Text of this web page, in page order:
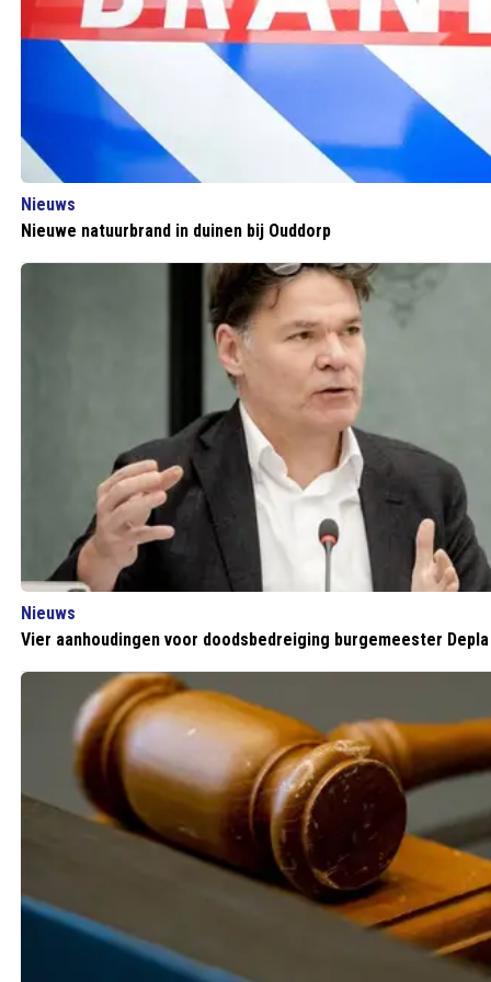
Nieuws
Nieuwe natuurbrand in duinen bij Ouddorp
Nieuws
Vier aanhoudingen voor doodsbedreiging burgemeester Depla